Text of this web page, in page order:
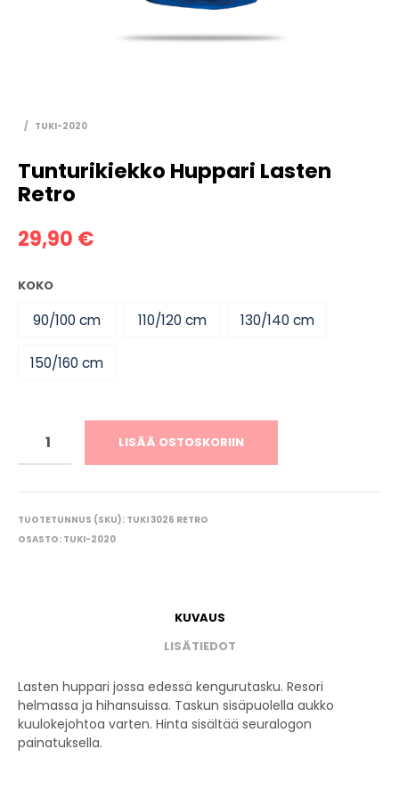
/ TUKI-2020
Tunturikiekko Huppari Lasten
Retro
29,90 €
KOKO
90/100 cm 110/120 cm 130/140 cm
150/160 cm
LISÄÄ OSTOSKORIIN
TUOTETUNNUS (SKU): TUKI 3026 RETRO
OSASTO: TUKI-2020
KUVAUS
LISÄTIEDOT
Lasten huppari jossa edessä kengurutasku. Resori
helmassa ja hihansuissa. Taskun sisäpuolella aukko
kuulokejohtoa varten. Hinta sisältää seuralogon
painatuksella.